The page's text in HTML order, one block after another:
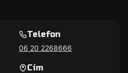
Telefon
06 20 2268666
Cím